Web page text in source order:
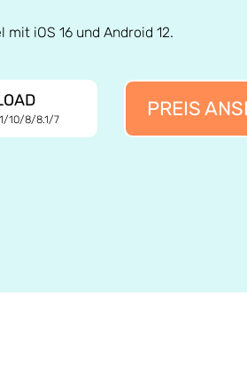
mit iOS 16 und Android 12.
10/8/8.1/7 PREIS